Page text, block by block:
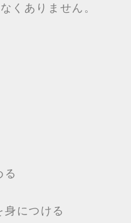
くありません。
る
身につける